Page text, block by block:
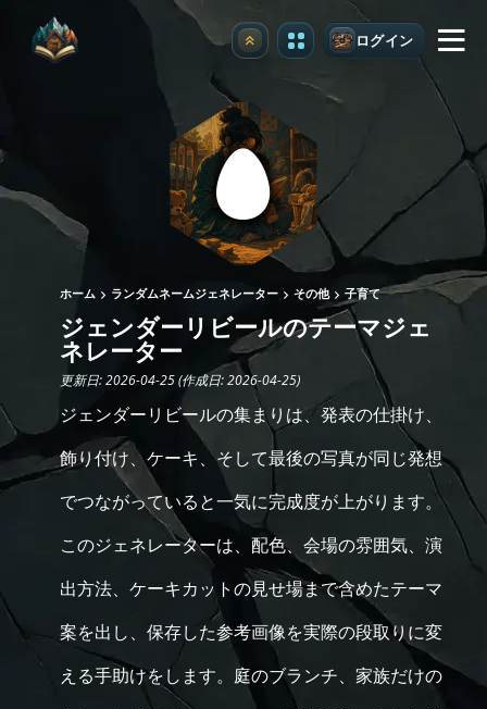
アップグレード ログイン
ホーム ランダムネームジェネレーター その他 子育て
ジェンダーリビールのテーマジェ
ネレーター
更新日: 2026-04-25 (作成日: 2026-04-25)
ジェンダーリビールの集まりは、発表の仕掛け、
飾り付け、ケーキ、そして最後の写真が同じ発想
でつながっていると一気に完成度が上がります。
このジェネレーターは、配色、会場の雰囲気、演
出方法、ケーキカットの見せ場まで含めたテーマ
案を出し、保存した参考画像を実際の段取りに変
える手助けをします。庭のブランチ、家族だけの